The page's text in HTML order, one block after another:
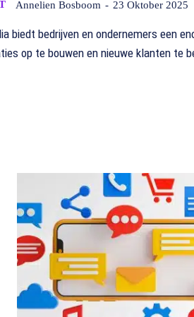
Annelien Bosboom - 23 Oktober 2025
biedt bedrijven en ondernemers een
op te bouwen en nieuwe klanten te